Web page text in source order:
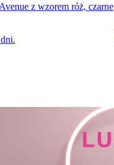
z wzorem róż, czarne